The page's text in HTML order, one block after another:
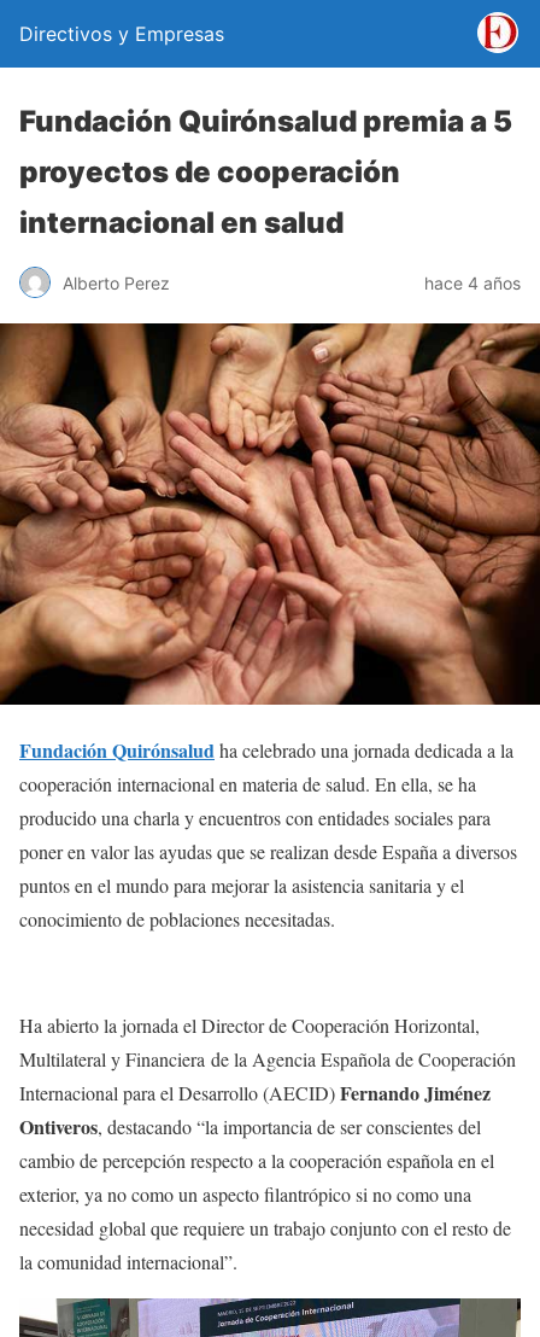
Directivos y Empresas
Fundación Quirónsalud premia a 5
proyectos de cooperación
internacional en salud
Alberto Perez hace 4 años
Fundación Quirónsaludha celebrado una jornada dedicada a la
cooperación internacional en materia de salud. En ella, se ha
producido una charla y encuentros con entidades sociales para
poner en valor las ayudas que se realizan desde España a diversos
puntos en el mundo para mejorar la asistencia sanitaria y el
conocimiento de poblaciones necesitadas.
Ha abierto la jornada el Director de Cooperación Horizontal,
Multilateral y Financiera de la Agencia Española de Cooperación
Internacional para el Desarrollo (AECID)Fernando Jiménez
Ontiveros, destacando “la importancia de ser conscientes del
cambio de percepción respecto a la cooperación española en el
exterior, ya no como un aspecto filantrópico si no como una
necesidad global que requiere un trabajo conjunto con el resto de
la comunidad internacional”.